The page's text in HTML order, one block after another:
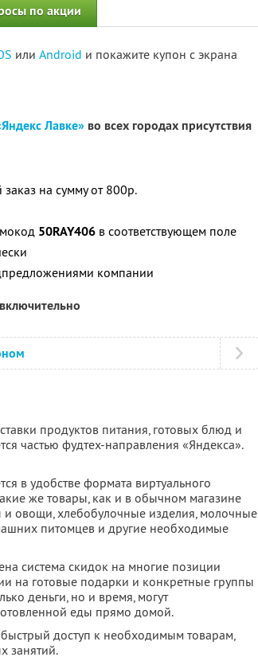
по акции
или Android и покажите купон с экрана
Лавке» во всех городах присутствия
на сумму от 800р.
50RAY406 в соответствующем поле
компании
продуктов питания, готовых блюд и
частью фудтех-направления «Яндекса».
в удобстве формата виртуального
же товары, как и в обычном магазине
и овощи, хлебобулочные изделия, молочные
питомцев и другие необходимые
система скидок на многие позиции
на готовые подарки и конкретные группы
деньги, но и время, могут
еды прямо домой.
доступ к необходимым товарам,
занятий.